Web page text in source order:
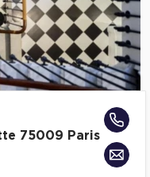
75009 Paris